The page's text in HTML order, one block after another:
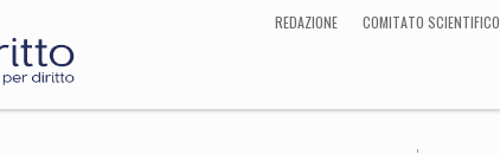
REDAZIONE COMITATO SCIENTIFICO